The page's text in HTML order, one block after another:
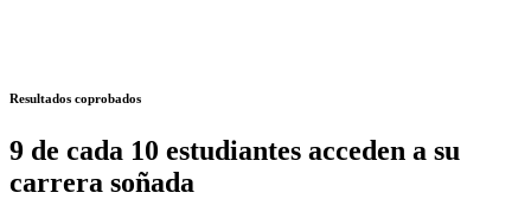
Resultados coprobados
9 de cada 10 estudiantes acceden a su
carrera soñada